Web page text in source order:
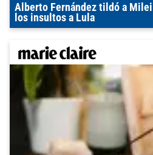
Alberto Fernández tildó a
los insultos a Lula